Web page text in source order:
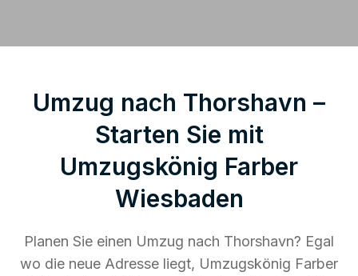
Umzug nach Thorshavn –
Starten Sie mit
Umzugskönig Farber
Wiesbaden
Planen Sie einen Umzug nach Thorshavn? Egal
wo die neue Adresse liegt, Umzugskönig Farber